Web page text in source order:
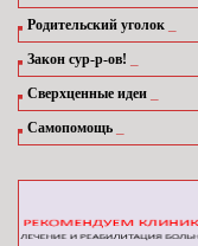
Родительский уголок
Закон сур-р-ов!
Сверхценные идеи
Самопомощь